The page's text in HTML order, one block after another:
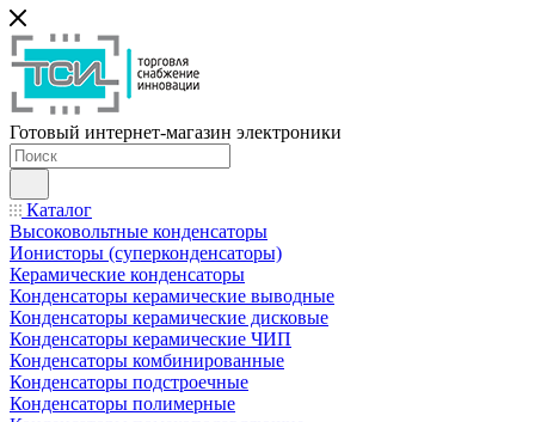
Готовый интернет-магазин электроники
Каталог
Высоковольтные конденсаторы
Ионисторы (суперконденсаторы)
Керамические конденсаторы
Конденсаторы керамические выводные
Конденсаторы керамические дисковые
Конденсаторы керамические ЧИП
Конденсаторы комбинированные
Конденсаторы подстроечные
Конденсаторы полимерные